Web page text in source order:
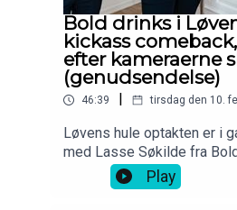
Bold drinks i
kickass
efter kameraerne
(genudsendelse)
46:39 | tirsdag den 10.
Løvens hule optakten er i
med Lasse Søkilde fra
omgang - ikke tog et nej for
Play